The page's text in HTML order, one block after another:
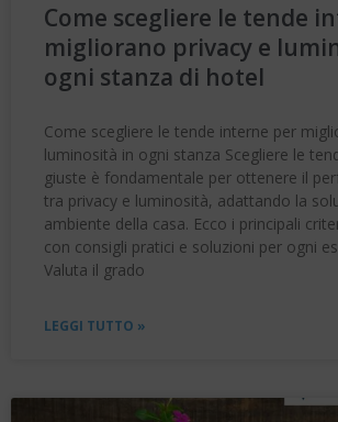
Come scegliere le tende
migliorano privacy e
ogni stanza di hotel
Come scegliere le tende interne per
luminosità in ogni stanza Scegliere le
giuste è fondamentale per ottenere il
tra privacy e luminosità, adattando la
ambiente della casa. Ecco i principali
con consigli pratici e soluzioni per ogni
Valuta il grado
LEGGI TUTTO »